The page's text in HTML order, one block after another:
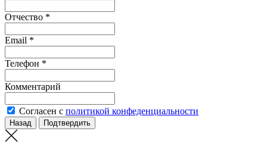
Отчество *
Email *
Телефон *
Комментарий
Согласен с политикой конфеденциальности
Назад Подтвердить